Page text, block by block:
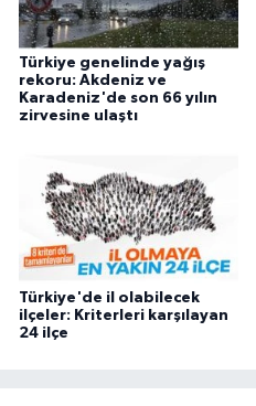
Türkiye genelinde yağış
rekoru: Akdeniz ve
Karadeniz'de son 66 yılın
zirvesine ulaştı
Türkiye'de il olabilecek
ilçeler: Kriterleri karşılayan
24 ilçe